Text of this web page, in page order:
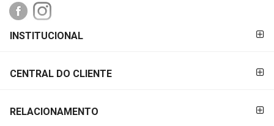
OFERTAS
OFERTAS
PAGAMENTO
INSTITUCIONAL
CENTRAL DO CLIENTE
RELACIONAMENTO